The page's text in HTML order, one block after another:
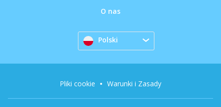
O nas
Polski
Pliki cookie Warunki i Zasady